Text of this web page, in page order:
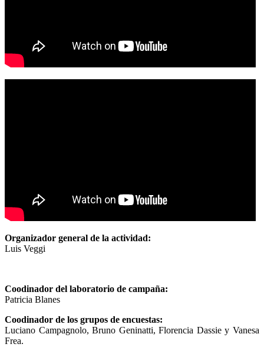
Organizador general de la actividad:
Luis Veggi
Coodinador del laboratorio de campaña:
Patricia Blanes
Coodinador de los grupos de encuestas:
Luciano Campagnolo, Bruno Geninatti, Florencia Dassie y Vanesa
Frea.